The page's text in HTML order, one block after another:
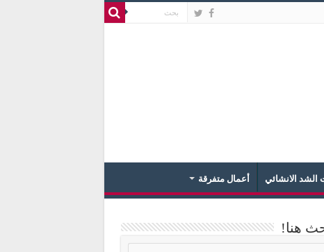
الشد الانشائي أعمال متفرقة
هنا!